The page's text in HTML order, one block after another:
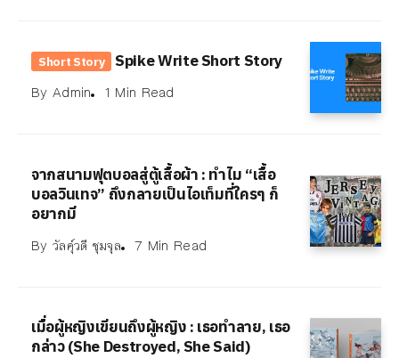
Short Story Spike Write Short Story
By Admin 1 Min Read
จากสนามฟุตบอลสู่ตู้เสื้อผ้า : ทำไม “เสื้อ
บอลวินเทจ” ถึงกลายเป็นไอเท็มที่ใครๆ ก็
อยากมี
By วัลคุ์วดี ชุมจุล 7 Min Read
เมื่อผู้หญิงเขียนถึงผู้หญิง : เธอทำลาย, เธอ
กล่าว (She Destroyed, She Said)